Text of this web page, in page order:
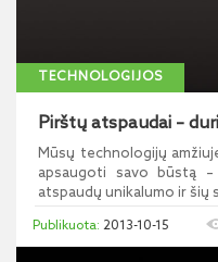
TECHNOLOGIJOS
Pirštų atspaudai –
Mūsų technologijų
apsaugoti savo būstą
atspaudų unikalumo ir šių
2013-10-15